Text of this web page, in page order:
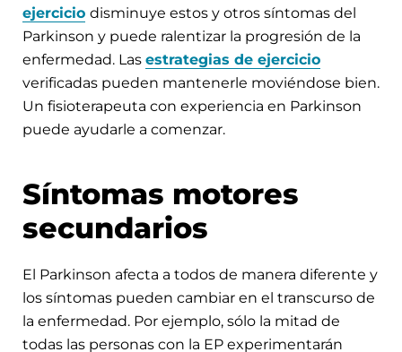
ejercicio disminuye estos y otros síntomas del
Parkinson y puede ralentizar la progresión de la
enfermedad. Las estrategias de ejercicio
verificadas pueden mantenerle moviéndose bien.
Un fisioterapeuta con experiencia en Parkinson
puede ayudarle a comenzar.
Síntomas motores
secundarios
El Parkinson afecta a todos de manera diferente y
los síntomas pueden cambiar en el transcurso de
la enfermedad. Por ejemplo, sólo la mitad de
todas las personas con la EP experimentarán